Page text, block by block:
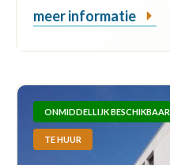
meer informatie
ONMIDDELLIJK BESCHIKBAAR
TE HUUR